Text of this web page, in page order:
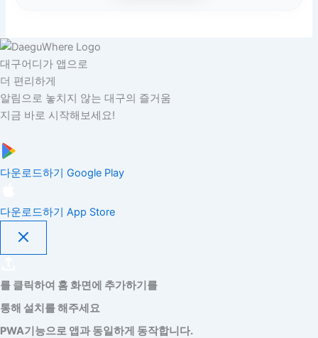
대구어디가 앱으로
더 편리하게
알림으로 놓치지 않는 대구의 즐거움
지금 바로 시작해보세요!
다운로드하기 Google Play
다운로드하기 App Store
를 클릭하여 홈 화면에 추가하기를
통해 설치를 해주세요
PWA기능으로 앱과 동일하게 동작합니다.